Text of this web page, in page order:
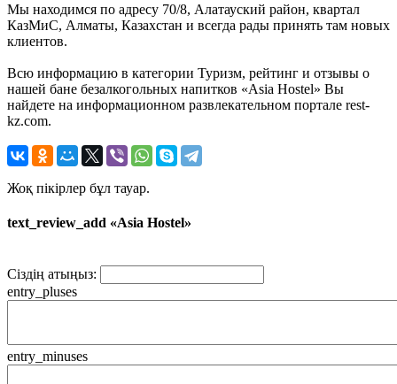
Мы находимся по адресу 70/8, Алатауский район, квартал
КазМиС, Алматы, Казахстан и всегда рады принять там новых
клиентов.
Всю информацию в категории Туризм, рейтинг и отзывы о
нашей бане безалкогольных напитков «Asia Hostel» Вы
найдете на информационном развлекательном портале rest-
kz.com.
Жоқ пікірлер бұл тауар.
text_review_add «Asia Hostel»
Сіздің атыңыз:
entry_pluses
entry_minuses